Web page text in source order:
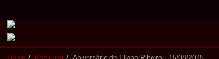
Home Particular Aniversário de Ellana Ribeiro - 15/08/2025